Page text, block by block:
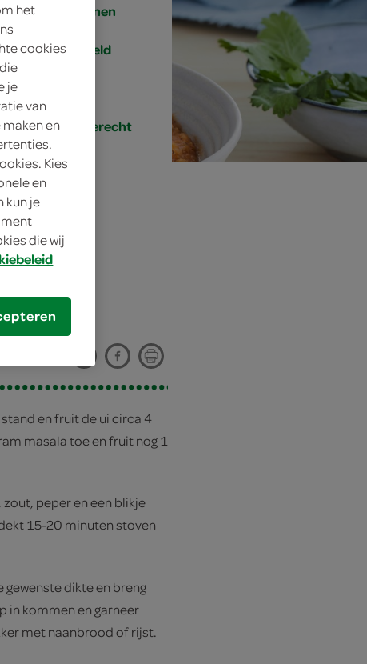
4 personen
gemiddeld
hoofdgerecht
en
en fruit de ui circa 4
masala toe en fruit nog 1
peper en een blikje
15-20 minuten stoven
dikte en breng
in kommen en garneer
met naanbrood of rijst.
het
cookies
je
van
en
Kies
en
kun je
die wij